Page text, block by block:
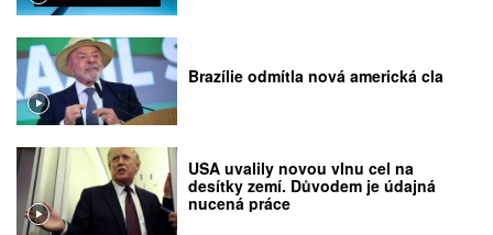
Brazílie odmítla nová americká cla
USA uvalily novou vlnu cel na
desítky zemí. Důvodem je údajná
nucená práce